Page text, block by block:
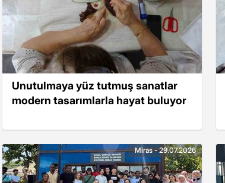
Unutulmaya yüz tutmuş sanatlar
modern tasarımlarla hayat buluyor
Miras - 29.07.2026